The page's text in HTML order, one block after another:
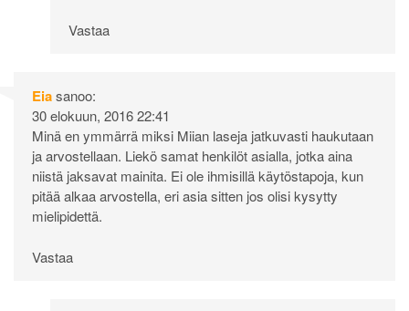
Vastaa
Eiasanoo:
30 elokuun, 2016 22:41
Minä en ymmärrä miksi Miian laseja jatkuvasti haukutaan
ja arvostellaan. Liekö samat henkilöt asialla, jotka aina
niistä jaksavat mainita. Ei ole ihmisillä käytöstapoja, kun
pitää alkaa arvostella, eri asia sitten jos olisi kysytty
mielipidettä.
Vastaa